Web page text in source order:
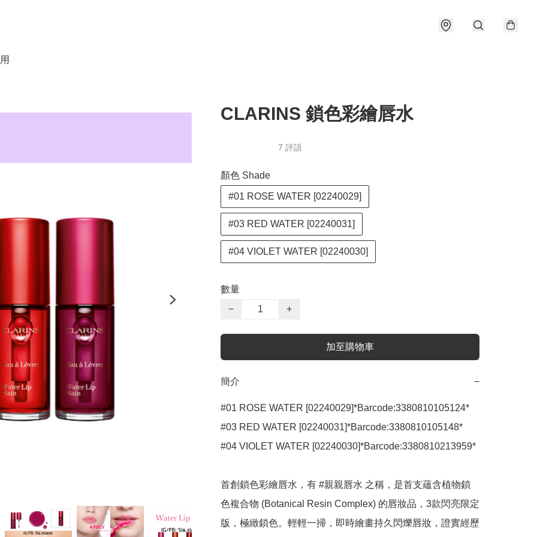
CLARINS 鎖色彩繪唇水
7 評語
顏色 Shade
#01 ROSE WATER [02240029]
#03 RED WATER [02240031]
#04 VIOLET WATER [02240030]
數量
−
+
加至購物車
簡介 −
#01 ROSE WATER [02240029]*Barcode:3380810105124*
#03 RED WATER [02240031]*Barcode:3380810105148*
#04 VIOLET WATER [02240030]*Barcode:3380810213959*
首創鎖色彩繪唇水，有 #親親唇水 之稱，是首支蘊含植物鎖
色複合物 (Botanical Resin Complex) 的唇妝品，3款閃亮限定
版，極緻鎖色。輕輕一掃，即時繪畫持久閃爍唇妝，證實經歷